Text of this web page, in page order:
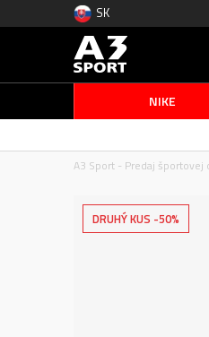
SK
NIKE
A3 Sport - Predaj športovej
DRUHÝ KUS -50%